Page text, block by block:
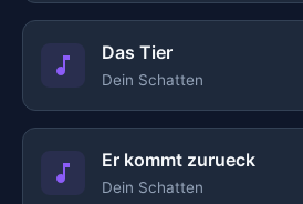
Das Tier
Dein Schatten
Er kommt zurueck
Dein Schatten